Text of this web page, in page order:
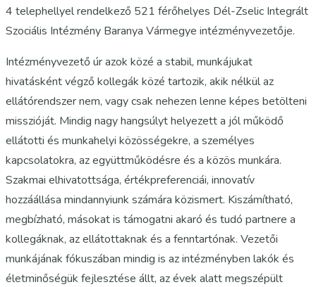
4 telephellyel rendelkező 521 férőhelyes Dél-Zselic Integrált
Szociális Intézmény Baranya Vármegye intézményvezetője.
Intézményvezető úr azok közé a stabil, munkájukat
hivatásként végző kollegák közé tartozik, akik nélkül az
ellátórendszer nem, vagy csak nehezen lenne képes betölteni
misszióját. Mindig nagy hangsúlyt helyezett a jól működő
ellátotti és munkahelyi közösségekre, a személyes
kapcsolatokra, az együttműködésre és a közös munkára.
Szakmai elhivatottsága, értékpreferenciái, innovatív
hozzáállása mindannyiunk számára közismert. Kiszámítható,
megbízható, másokat is támogatni akaró és tudó partnere a
kollegáknak, az ellátottaknak és a fenntartónak. Vezetői
munkájának fókuszában mindig is az intézményben lakók és
életminőségük fejlesztése állt, az évek alatt megszépült